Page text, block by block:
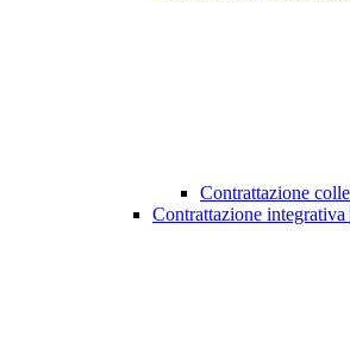
Contrattazione
Contrattazione integrativa